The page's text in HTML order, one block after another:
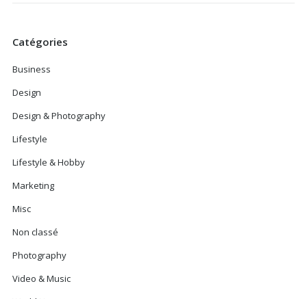
Catégories
Business
Design
Design & Photography
Lifestyle
Lifestyle & Hobby
Marketing
Misc
Non classé
Photography
Video & Music